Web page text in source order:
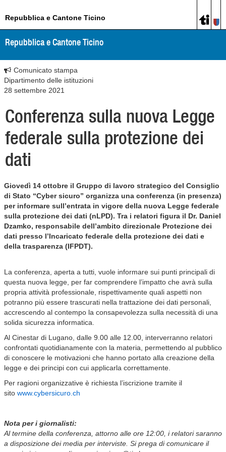
Repubblica e Cantone Ticino
Repubblica e Cantone Ticino
Comunicato stampa
Dipartimento delle istituzioni
28 settembre 2021
Conferenza sulla nuova Legge
federale sulla protezione dei
dati
Giovedì 14 ottobre il Gruppo di lavoro strategico del Consiglio
di Stato “Cyber sicuro” organizza una conferenza (in presenza)
per informare sull’entrata in vigore della nuova Legge federale
sulla protezione dei dati (nLPD). Tra i relatori figura il Dr. Daniel
Dzamko, responsabile dell’ambito direzionale Protezione dei
dati presso l’Incaricato federale della protezione dei dati e
della trasparenza (IFPDT).
La conferenza, aperta a tutti, vuole informare sui punti principali di
questa nuova legge, per far comprendere l’impatto che avrà sulla
propria attività professionale, rispettivamente quali aspetti non
potranno più essere trascurati nella trattazione dei dati personali,
accrescendo al contempo la consapevolezza sulla necessità di una
solida sicurezza informatica.
Al Cinestar di Lugano, dalle 9.00 alle 12.00, interverranno relatori
confrontati quotidianamente con la materia, permettendo al pubblico
di conoscere le motivazioni che hanno portato alla creazione della
legge e dei principi con cui applicarla correttamente.
Per ragioni organizzative è richiesta l’iscrizione tramite il
sito www.cybersicuro.ch
Nota per i giornalisti:
Al termine della conferenza, attorno alle ore 12:00, i relatori saranno
a disposizione dei media per interviste. Si prega di comunicare il